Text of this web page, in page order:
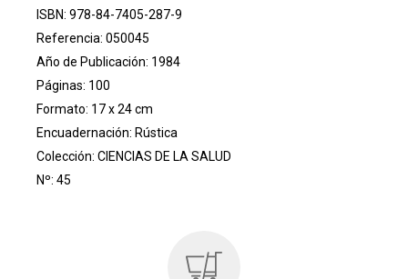
ISBN: 978-84-7405-287-9
Referencia: 050045
Año de Publicación: 1984
Páginas: 100
Formato: 17 x 24 cm
Encuadernación: Rústica
Colección: CIENCIAS DE LA SALUD
Nº: 45